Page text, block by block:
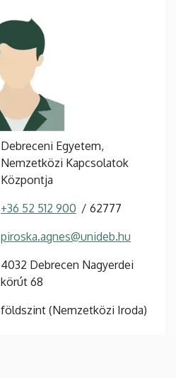
Debreceni Egyetem,
Nemzetközi Kapcsolatok
Központja
+36 52 512 900 62777
piroska.agnes@unideb.hu
4032 Debrecen Nagyerdei
körút 68
földszint (Nemzetközi Iroda)